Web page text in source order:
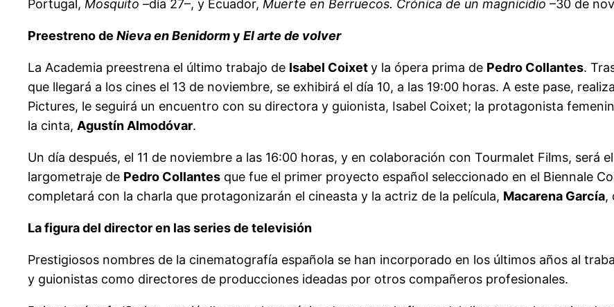
Portugal, Mosquito –día 27–, y Ecuador, Muerte en Berruecos. Crónica de un magnicidio –30 de
Preestreno de Nieva en Benidormy El arte de volver
La Academia preestrena el último trabajo de Isabel Coixety la ópera prima de Pedro Collantes.
que llegará a los cines el 13 de noviembre, se exhibirá el día 10, a las 19:00 horas. A este pase,
Pictures, le seguirá un encuentro con su directora y guionista, Isabel Coixet; la protagonista
la cinta, Agustín Almodóvar.
Un día después, el 11 de noviembre a las 16:00 horas, y en colaboración con Tourmalet Films, será
largometraje de Pedro Collantes que fue el primer proyecto español seleccionado en el Biennale
completará con la charla que protagonizarán el cineasta y la actriz de la película, Macarena García,
La figura del director en las series de televisión
Prestigiosos nombres de la cinematografía española se han incorporado en los últimos años al
y guionistas como directores de producciones ideadas por otros compañeros profesionales.